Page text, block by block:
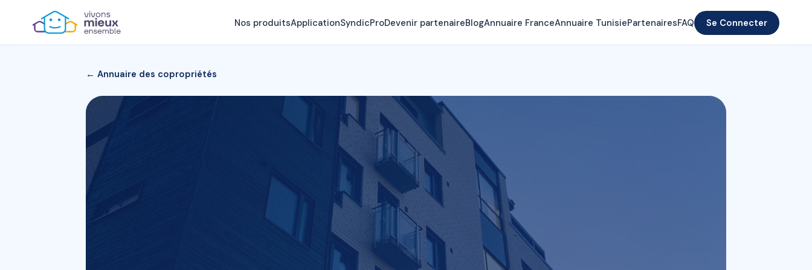
Nos produitsApplicationSyndicProDevenir partenaireBlogAnnuaire FranceAnnuaire TunisiePartenairesFAQ Se Connecter
← Annuaire des copropriétés